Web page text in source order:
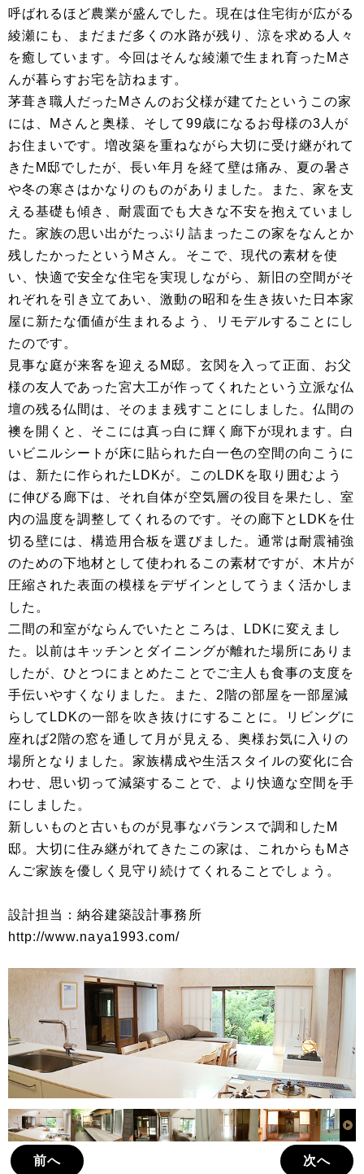
呼ばれるほど農業が盛んでした。現在は住宅街が広がる
綾瀬にも、まだまだ多くの水路が残り、涼を求める人々
を癒しています。今回はそんな綾瀬で生まれ育ったMさ
んが暮らすお宅を訪ねます。
茅葺き職人だったMさんのお父様が建てたというこの家
には、Mさんと奥様、そして99歳になるお母様の3人が
お住まいです。増改築を重ねながら大切に受け継がれて
きたM邸でしたが、長い年月を経て壁は痛み、夏の暑さ
や冬の寒さはかなりのものがありました。また、家を支
える基礎も傾き、耐震面でも大きな不安を抱えていまし
た。家族の思い出がたっぷり詰まったこの家をなんとか
残したかったというMさん。そこで、現代の素材を使
い、快適で安全な住宅を実現しながら、新旧の空間がそ
れぞれを引き立てあい、激動の昭和を生き抜いた日本家
屋に新たな価値が生まれるよう、リモデルすることにし
たのです。
見事な庭が来客を迎えるM邸。玄関を入って正面、お父
様の友人であった宮大工が作ってくれたという立派な仏
壇の残る仏間は、そのまま残すことにしました。仏間の
襖を開くと、そこには真っ白に輝く廊下が現れます。白
いビニルシートが床に貼られた白一色の空間の向こうに
は、新たに作られたLDKが。このLDKを取り囲むよう
に伸びる廊下は、それ自体が空気層の役目を果たし、室
内の温度を調整してくれるのです。その廊下とLDKを仕
切る壁には、構造用合板を選びました。通常は耐震補強
のための下地材として使われるこの素材ですが、木片が
圧縮された表面の模様をデザインとしてうまく活かしま
した。
二間の和室がならんでいたところは、LDKに変えまし
た。以前はキッチンとダイニングが離れた場所にありま
したが、ひとつにまとめたことでご主人も食事の支度を
手伝いやすくなりました。また、2階の部屋を一部屋減
らしてLDKの一部を吹き抜けにすることに。リビングに
座れば2階の窓を通して月が見える、奥様お気に入りの
場所となりました。家族構成や生活スタイルの変化に合
わせ、思い切って減築することで、より快適な空間を手
にしました。
新しいものと古いものが見事なバランスで調和したM
邸。大切に住み継がれてきたこの家は、これからもMさ
んご家族を優しく見守り続けてくれることでしょう。
設計担当：納谷建築設計事務所
http://www.naya1993.com/
前へ 次へ